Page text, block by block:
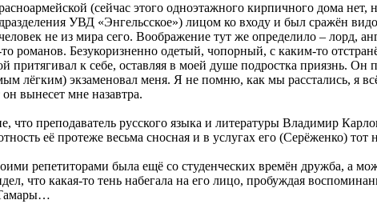
(сейчас этого одноэтажного кирпичного дома нет,
УВД «Энгельсское») лицом ко входу и был сражён
не из мира сего. Воображение тут же определило – лорд,
романов. Безукоризненно одетый, чопорный, с каким-то
притягивал к себе, оставляя в моей душе подростка приязнь. Он
лёгким) экзаменовал меня. Я не помню, как мы расстались, я
вынесет мне назавтра.
что преподаватель русского языка и литературы Владимир
её протеже весьма сносная и в услугах его (Серёженко) тот
репетиторами была ещё со студенческих времён дружба, а
что какая-то тень набегала на его лицо, пробуждая
Тамары…